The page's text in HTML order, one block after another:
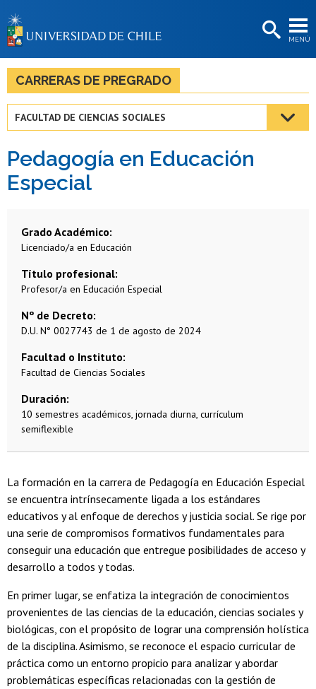
MENÚ
BIBLIOTECAS
LA UNIVERSIDAD
Estudiantes
Académicas/os
CARRERAS DE PREGRADO
FACULTAD DE CIENCIAS SOCIALES
Pedagogía en Educación
Especial
Grado Académico
Licenciado/a en Educación
Título profesional
Profesor/a en Educación Especial
Nº de Decreto
D.U. N° 0027743 de 1 de agosto de 2024
Facultad o Instituto
Facultad de Ciencias Sociales
Duración
10 semestres académicos, jornada diurna, currículum
semiflexible
La formación en la carrera de Pedagogía en Educación Especial
se encuentra intrínsecamente ligada a los estándares
educativos y al enfoque de derechos y justicia social. Se rige por
una serie de compromisos formativos fundamentales para
conseguir una educación que entregue posibilidades de acceso y
desarrollo a todos y todas.
En primer lugar, se enfatiza la integración de conocimientos
provenientes de las ciencias de la educación, ciencias sociales y
biológicas, con el propósito de lograr una comprensión holística
de la disciplina. Asimismo, se reconoce el espacio curricular de
práctica como un entorno propicio para analizar y abordar
problemáticas específicas relacionadas con la gestión de